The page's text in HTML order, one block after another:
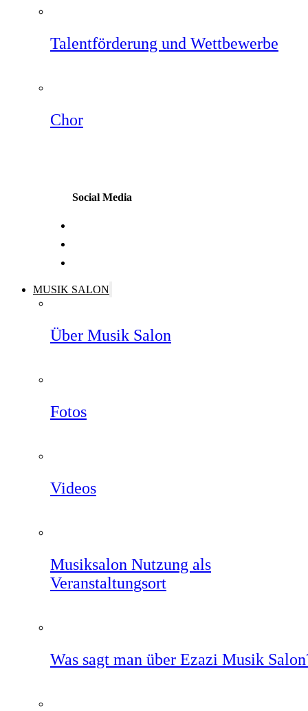
Talentförderung und Wettbewerbe
Chor
Social Media
MUSIK SALON
Über Musik Salon
Fotos
Videos
Musiksalon Nutzung als
Veranstaltungsort
Was sagt man über Ezazi Musik